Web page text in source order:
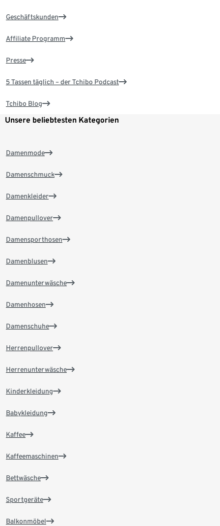
Geschäftskunden
Affiliate Programm
Presse
5 Tassen täglich – der Tchibo Podcast
Tchibo Blog
Unsere beliebtesten Kategorien
Damenmode
Damenschmuck
Damenkleider
Damenpullover
Damensporthosen
Damenblusen
Damenunterwäsche
Damenhosen
Damenschuhe
Herrenpullover
Herrenunterwäsche
Kinderkleidung
Babykleidung
Kaffee
Kaffeemaschinen
Bettwäsche
Sportgeräte
Balkonmöbel